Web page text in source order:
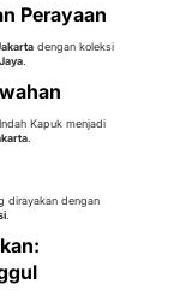
Perayaan
dengan koleksi
Kapuk menjadi
dirayakan dengan